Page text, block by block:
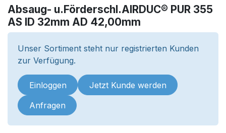
Absaug- u.Förderschl.AIRDUC® PUR 355
AS ID 32mm AD 42,00mm
Unser Sortiment steht nur registrierten Kunden
zur Verfügung.
Einloggen Jetzt Kunde werden
Anfragen